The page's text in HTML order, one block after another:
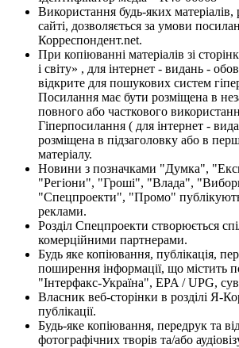
Використання будь-яких
сайті, дозволяється за умови
Корреспондент.net.
При копіюванні матеріалів зі
і світу» , для інтернет - видань -
відкрите для пошукових систем
Посилання має бути розміщена в
повного або часткового
Гіперпосилання ( для інтернет -
розміщена в підзаголовку або в
матеріалу.
Новини з позначками "Думка",
"Регіони", "Гроші", "Влада",
"Спецпроекти", "Промо"
реклами.
Розділ Спецпроекти створюється
комерційними партнерами.
Будь яке копіювання, публікація,
поширення інформації, що містить
"Інтерфакс-Україна", EPA / UPG,
Власник веб-сторінки в розділі Я-
публікації.
Будь-яке копіювання, передрук та
фотографічних творів та/або